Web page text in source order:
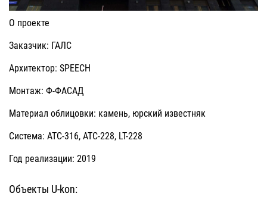
О проекте
Заказчик: ГАЛС
Архитектор: SPEECH
Монтаж: Ф-ФАСАД
Материал облицовки: камень, юрский известняк
Система: АТС-316, АТС-228, LT-228
Год реализации: 2019
Объекты U-kon: